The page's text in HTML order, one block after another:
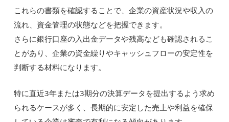
これらの書類を確認することで、企業の資産状況や収入の
流れ、資金管理の状態などを把握できます。
さらに銀行口座の入出金データや残高なども確認されるこ
とがあり、企業の資金繰りやキャッシュフローの安定性を
判断する材料になります。
特に直近3年または3期分の決算データを提出するよう求め
られるケースが多く、長期的に安定した売上や利益を確保